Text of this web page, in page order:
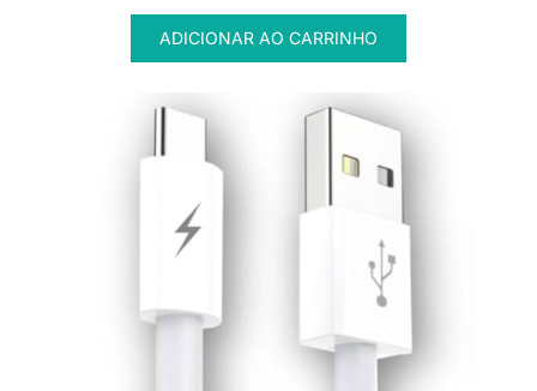
original
era:
atual
é:
ADICIONAR AO CARRINHO